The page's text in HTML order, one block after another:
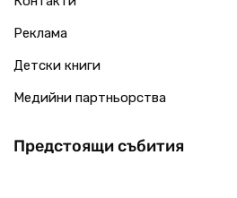
Реклама
Детски книги
Медийни партньорства
Предстоящи събития